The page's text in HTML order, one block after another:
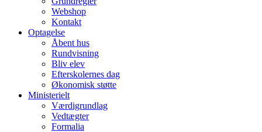
Webshop
Kontakt
Optagelse
Åbent hus
Rundvisning
Bliv elev
Efterskolernes dag
Økonomisk støtte
Ministerielt
Værdigrundlag
Vedtægter
Formalia